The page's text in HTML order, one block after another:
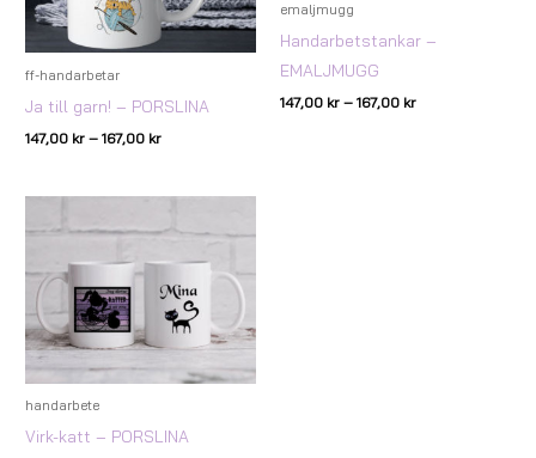
ff-handarbetar
Ja till garn! – PORSLINA
147,00 kr – 167,00 kr
emaljmugg
Handarbetstankar –
EMALJMUGG
147,00 kr – 167,00 kr
handarbete
Virk-katt – PORSLINA
167,00 kr